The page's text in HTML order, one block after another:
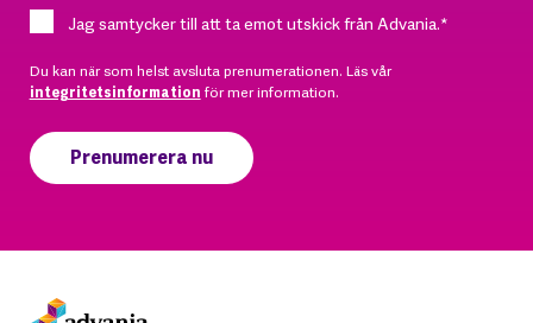
Jag samtycker till att ta emot utskick från Advania.*
Du kan när som helst avsluta prenumerationen. Läs vår
integritetsinformation för mer information.